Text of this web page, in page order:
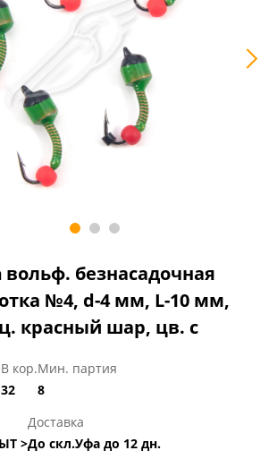
вольф. безнасадочная
№4, d-4 мм, L-10 мм,
красный шар, цв. с
В кор.
32
Мин. партия
8
>
Доставка
До скл.Уфа до 12 дн.